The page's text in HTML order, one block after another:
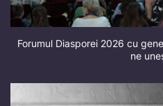
Forumul Diasporei 2026 cu
ne